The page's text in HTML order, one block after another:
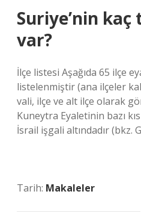
Suriye’nin kaç
var?
İlçe listesi Aşağıda 65 ilçe
listelenmiştir (ana ilçeler
vali, ilçe ve alt ilçe olarak
Kuneytra Eyaletinin bazı
İsrail işgali altındadır (bkz.
Tarih: Makaleler